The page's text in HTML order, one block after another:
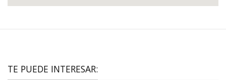
TE PUEDE INTERESAR: